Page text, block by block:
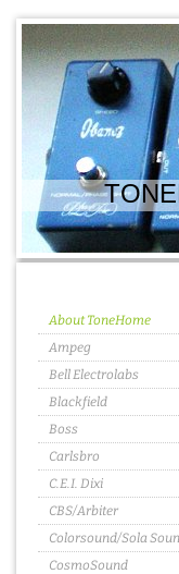
About ToneHome
Ampeg
Bell Electrolabs
Blackfield
Boss
Carlsbro
C.E.I. Dixi
CBS/Arbiter
Colorsound/Sola
CosmoSound